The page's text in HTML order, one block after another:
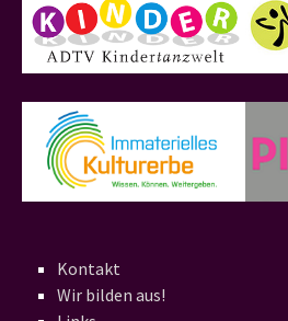
Kontakt
Wir bilden aus!